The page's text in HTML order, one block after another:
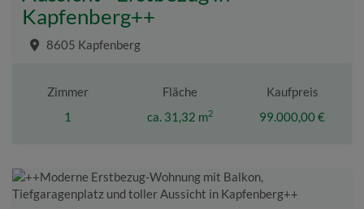
Kapfenberg++
8605 Kapfenberg
Zimmer
1
Fläche
ca. 31,32 m2
Kaufpreis
99.000,00 €